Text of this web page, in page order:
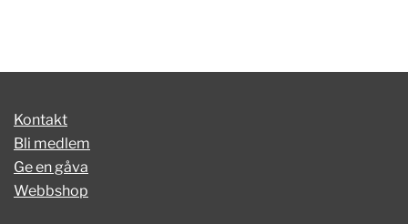
Kontakt
Bli medlem
Ge en gåva
Webbshop